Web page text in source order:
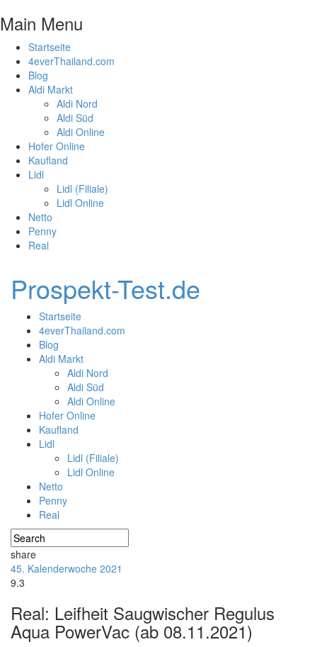
Main Menu
Startseite
4everThailand.com
Blog
Aldi Markt
Aldi Nord
Aldi Süd
Aldi Online
Hofer Online
Kaufland
Lidl
Lidl (Filiale)
Lidl Online
Netto
Penny
Real
Prospekt-Test.de
Startseite
4everThailand.com
Blog
Aldi Markt
Aldi Nord
Aldi Süd
Aldi Online
Hofer Online
Kaufland
Lidl
Lidl (Filiale)
Lidl Online
Netto
Penny
Real
share
45. Kalenderwoche 2021
9.3
Real: Leifheit Saugwischer Regulus
Aqua PowerVac (ab 08.11.2021)